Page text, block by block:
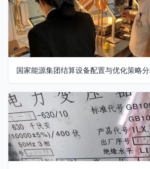
国家能源集团结算设备配置与优化策略